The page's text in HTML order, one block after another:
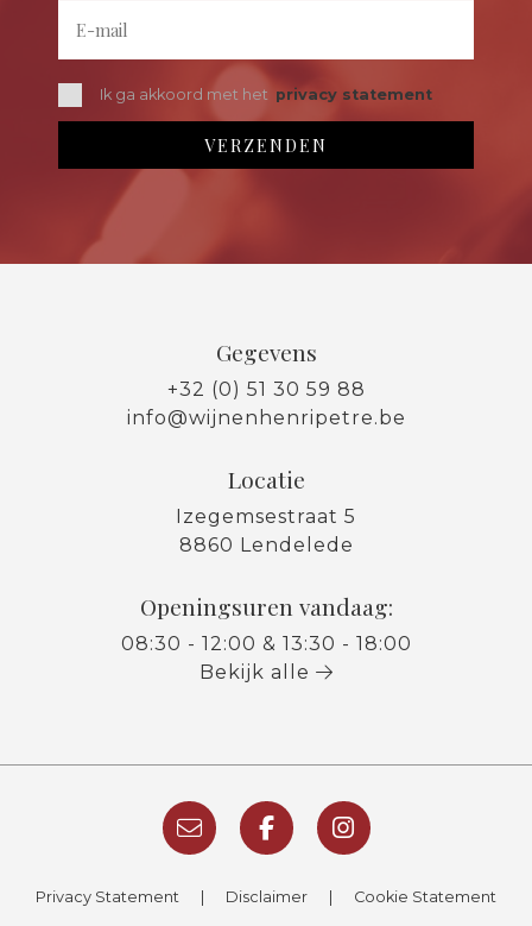
Ik ga akkoord met het privacy statement
Gegevens
+32 (0) 51 30 59 88
info@wijnenhenripetre.be
Locatie
Izegemsestraat 5
8860 Lendelede
Openingsuren vandaag:
08:30 - 12:00 & 13:30 - 18:00
Bekijk alle
Privacy Statement | Disclaimer | Cookie Statement